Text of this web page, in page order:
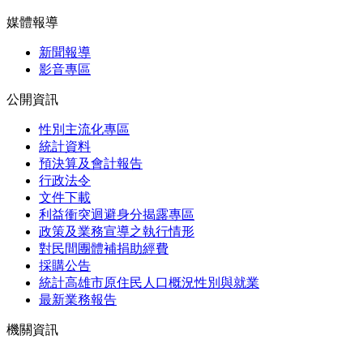
媒體報導
新聞報導
影音專區
公開資訊
性別主流化專區
統計資料
預決算及會計報告
行政法令
文件下載
利益衝突迴避身分揭露專區
政策及業務宣導之執行情形
對民間團體補捐助經費
採購公告
統計高雄市原住民人口概況性別與就業
最新業務報告
機關資訊